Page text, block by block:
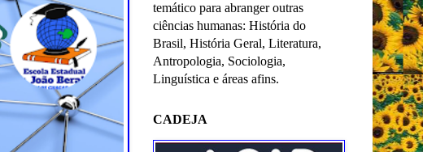
temático para abranger outras
ciências humanas: História do
Brasil, História Geral, Literatura,
Antropologia, Sociologia,
Linguística e áreas afins.
CADEJA